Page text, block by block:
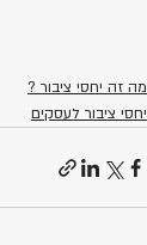
מה זה יחסי ציבור ?
יחסי ציבור לעסקים